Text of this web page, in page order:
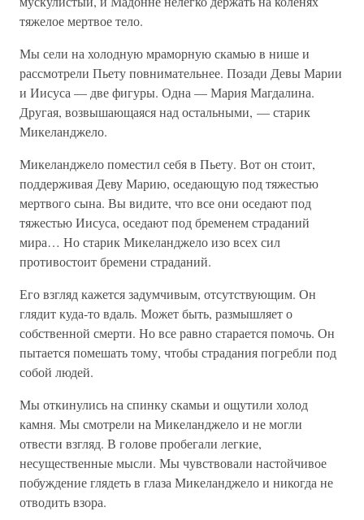
тяжелое мертвое тело.
Мы сели на холодную мраморную скамью в нише и
рассмотрели Пьету повнимательнее. Позади Девы Марии
и Иисуса — две фигуры. Одна — Мария Магдалина.
Другая, возвышающаяся над остальными, — старик
Микеланджело.
Микеланджело поместил себя в Пьету. Вот он стоит,
поддерживая Деву Марию, оседающую под тяжестью
мертвого сына. Вы видите, что все они оседают под
тяжестью Иисуса, оседают под бременем страданий
мира… Но старик Микеланджело изо всех сил
противостоит бремени страданий.
Его взгляд кажется задумчивым, отсутствующим. Он
глядит куда-то вдаль. Может быть, размышляет о
собственной смерти. Но все равно старается помочь. Он
пытается помешать тому, чтобы страдания погребли под
собой людей.
Мы откинулись на спинку скамьи и ощутили холод
камня. Мы смотрели на Микеланджело и не могли
отвести взгляд. В голове пробегали легкие,
несущественные мысли. Мы чувствовали настойчивое
побуждение глядеть в глаза Микеланджело и никогда не
отводить взора.